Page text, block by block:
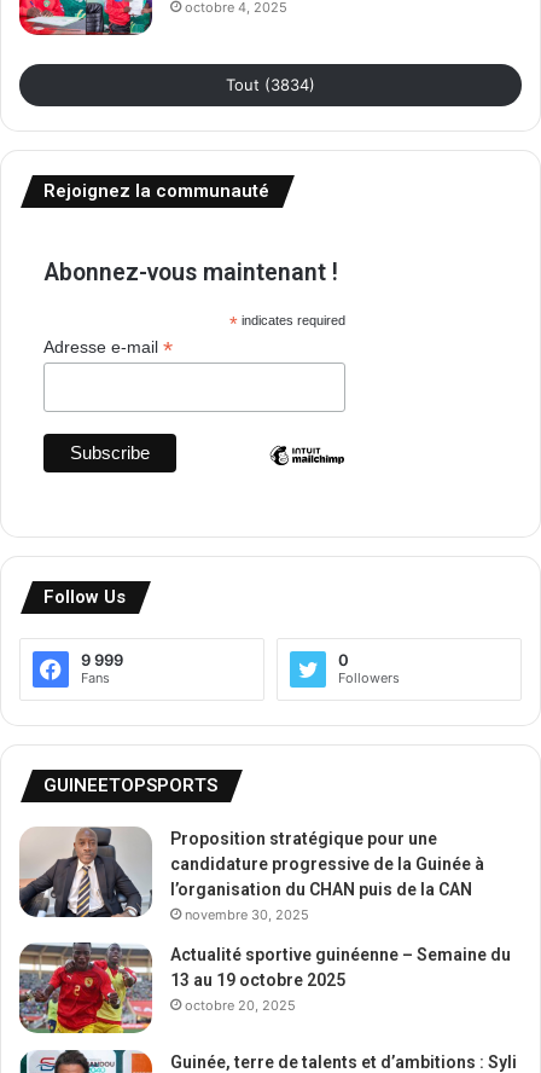
octobre 4, 2025
Tout (3834)
Rejoignez la communauté
Abonnez-vous maintenant !
*indicates required
Adresse e-mail *
Follow Us
9 999
Fans
0
Followers
GUINEETOPSPORTS
Proposition stratégique pour une
candidature progressive de la Guinée à
l’organisation du CHAN puis de la CAN
novembre 30, 2025
Actualité sportive guinéenne – Semaine du
13 au 19 octobre 2025
octobre 20, 2025
Guinée, terre de talents et d’ambitions : Syli